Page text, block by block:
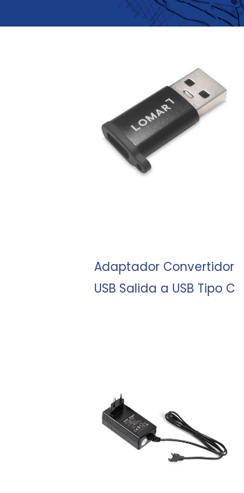
Adaptador Convertidor
USB Salida a USB Tipo C